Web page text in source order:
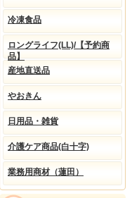
冷凍食品
ロングライフ(LL)/【予約商
品】
産地直送品
やおきん
日用品・雑貨
介護ケア商品(白十字)
業務用商材（蓮田）